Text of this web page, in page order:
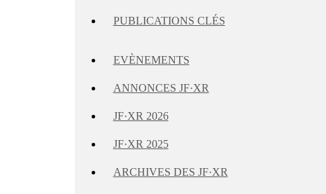
PUBLICATIONS CLÉS
EVÈNEMENTS
ANNONCES JF·XR
JF·XR 2026
JF·XR 2025
ARCHIVES DES JF·XR